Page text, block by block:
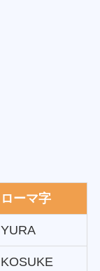
ローマ字
YURA
KOSUKE